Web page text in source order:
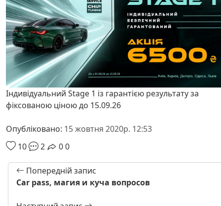
Індивідуальний Stage 1 із гарантією результату за
фіксованою ціною до 15.09.26
Опубліковано: 15 жовтня 2020р. 12:53
10
2 00
Попередній запис
Car pass, магия и куча вопросов